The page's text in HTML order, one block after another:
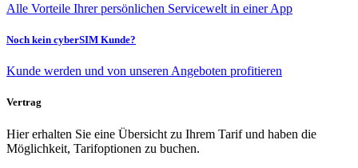
Alle Vorteile Ihrer persönlichen Servicewelt in einer App
Noch kein cyberSIM Kunde?
Kunde werden und von unseren Angeboten profitieren
Vertrag
Hier erhalten Sie eine Übersicht zu Ihrem Tarif und haben die
Möglichkeit, Tarifoptionen zu buchen.